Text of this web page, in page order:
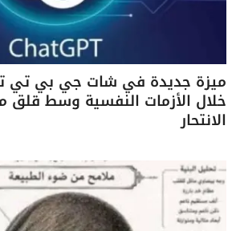
ميزة جديدة في شات جي بي تي
خلال الأزمات النفسية وسط قلق
الانتحار